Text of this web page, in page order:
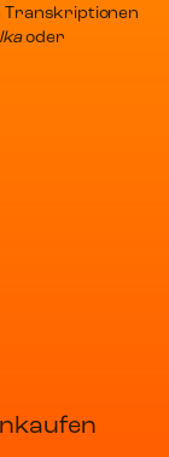
Transkriptionen
oder